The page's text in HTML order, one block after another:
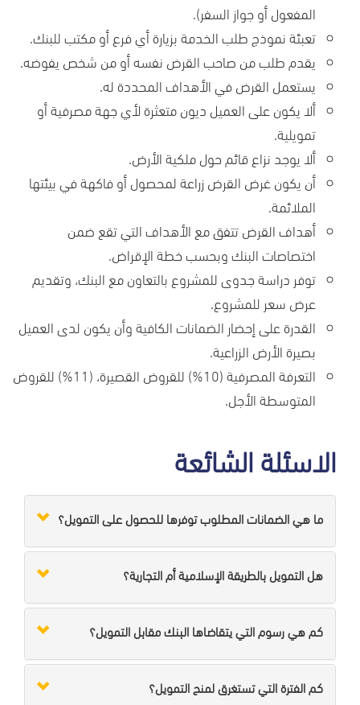
المفعول أو جواز السفر).
تعبئة نموذج طلب الخدمة بزيارة أي فرع أو مكتب للبنك.
يقدم طلب من صاحب القرض نفسه أو من شخص يفوضه.
يستعمل القرض في الأهداف المحددة له.
ألا يكون على العميل ديون متعثرة لأي جهة مصرفية أو
تمويلية.
ألا يوجد نزاع قائم حول ملكية الأرض.
أن يكون غرض القرض زراعة لمحصول أو فاكهة في بيئتها
الملائمة.
أهداف القرض تتفق مع الأهداف التي تقع ضمن
اختصاصات البنك وبحسب خطة الإقراض.
توفر دراسة جدوى للمشروع بالتعاون مع البنك، وتقديم
عرض سعر للمشروع.
القدرة على إحضار الضمانات الكافية وأن يكون لدى العميل
بصيرة الأرض الزراعية.
التعرفة المصرفية (10%) للقروض القصيرة، (11%) للقروض
المتوسطة الأجل.
الاسئلة الشائعة
ما هي الضمانات المطلوب توفرها للحصول على التمويل؟
هل التمويل بالطريقة الإسلامية أم التجارية؟
كم هي رسوم التي يتقاضاها البنك مقابل التمويل؟
كم الفترة التي تستغرق لمنح التمويل؟